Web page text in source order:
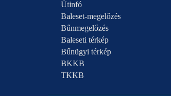
Útinfó
Baleset-megelőzés
Bűnmegelőzés
Baleseti térkép
Bűnügyi térkép
BKKB
TKKB